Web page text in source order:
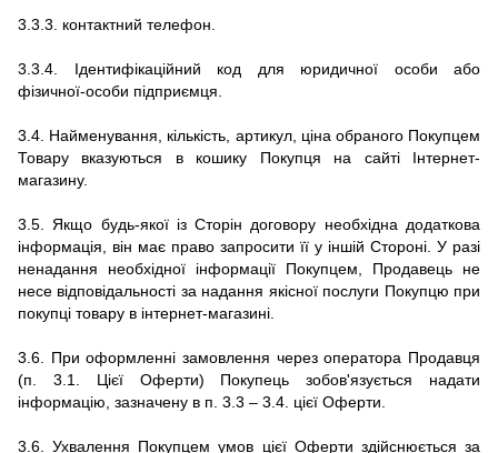
3.3.3. контактний телефон.
3.3.4. Ідентифікаційний код для юридичної особи або
фізичної-особи підприємця.
3.4. Найменування, кількість, артикул, ціна обраного Покупцем
Товару вказуються в кошику Покупця на сайті
Інтернет-
магазину.
3.5.
Якщо будь-якої із Сторін договору необхідна додаткова
інформація, він має право запросити її у іншій Стороні. У разі
ненадання необхідної інформації Покупцем, Продавець не
несе відповідальності за надання якісної послуги Покупцю при
покупці товару в інтернет-магазині.
3.6.
При оформленні замовлення через оператора Продавця
(п. 3.1. Цієї Оферти) Покупець зобов'язується надати
інформацію, зазначену в п. 3.3 – 3.4. цієї Оферти.
3.6. Ухвалення Покупцем умов цієї Оферти здійснюється за